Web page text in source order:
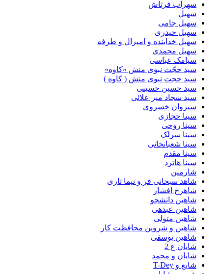
سهراب فرتاش
سهیل
سهیل جامی
سهیل حیدری
سهیل خدابنده و امیرال و طرفه
سهیل محمدی
سیامک عباسی
سید حجّت نبوی منش «کاوه»
سید حجت نبوی منش ( کاوه )
سید حسین حسینى
سید سجاد میر علائی
سیروان خسروی
سینا حجازی
سینا روحی
سینا سرلک
سینا شعبانخانی
سینا مقدم
سینا هاترد
شارمین
شاهد سبحانی فر و نیما تاری
شاهرخ افشار
شاهین دانشجو
شاهین عبدهی
شاهین متولی
شاهین و شروین محافظت کار
شاهین یوسفی
شایان ع 2
شایان و محمد
شایع و T-Dey